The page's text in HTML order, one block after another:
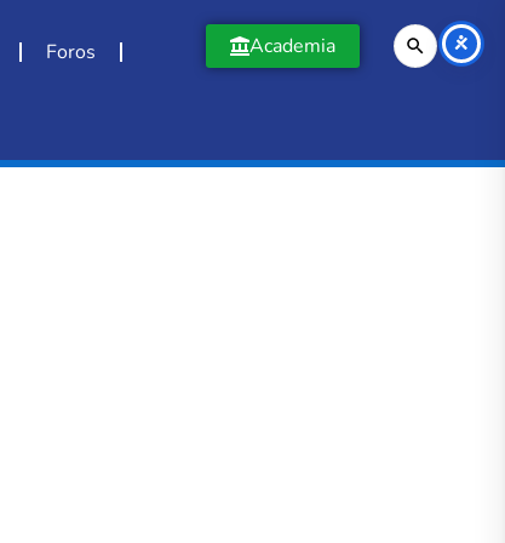
Foros Academia